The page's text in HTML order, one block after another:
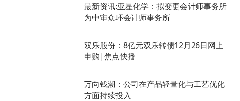
最新资讯:亚星化学：拟变更会计师事务所
为中审众环会计师事务所
双乐股份：8亿元双乐转债12月26日网上
申购|焦点快播
万向钱潮：公司在产品轻量化与工艺优化
方面持续投入